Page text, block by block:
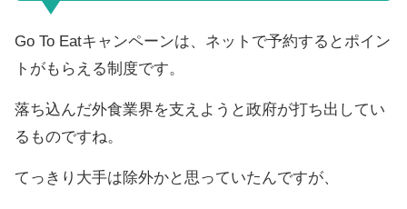
Go To Eatキャンペーンは、ネットで予約するとポイン
トがもらえる制度です。
落ち込んだ外食業界を支えようと政府が打ち出してい
るものですね。
てっきり大手は除外かと思っていたんですが、